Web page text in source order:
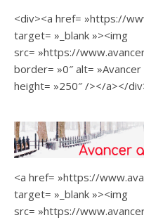
<div><a href= »https://
target= »_blank »><img
src= »https://
border= »0″ alt=
height= »250″ /></a></
<a href= »https://
target= »_blank »><img
src= »https://